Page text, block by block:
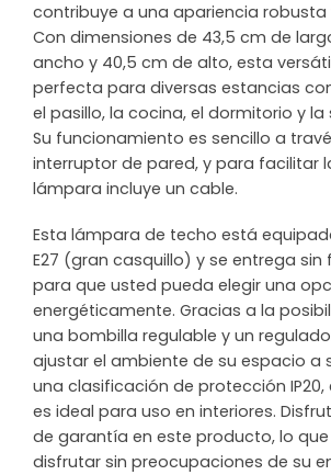
contribuye a una apariencia
Con dimensiones de 43,5 cm de
ancho y 40,5 cm de alto, esta
perfecta para diversas estancias
el pasillo, la cocina, el dormitorio y la
Su funcionamiento es sencillo a
interruptor de pared, y para facilitar
lámpara incluye un cable.
Esta lámpara de techo está
E27 (gran casquillo) y se entrega sin
para que usted pueda elegir una
energéticamente. Gracias a la
una bombilla regulable y un
ajustar el ambiente de su espacio a
una clasificación de protección
es ideal para uso en interiores.
de garantía en este producto, lo
disfrutar sin preocupaciones de su